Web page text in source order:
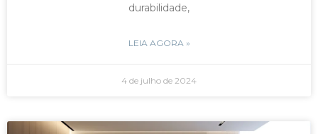
durabilidade,
LEIA AGORA »
4 de julho de 2024